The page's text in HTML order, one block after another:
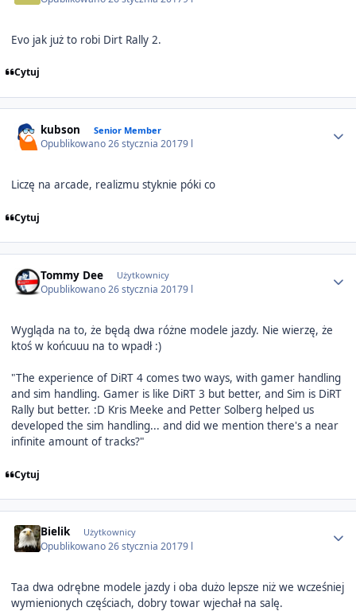
Evo jak już to robi Dirt Rally 2.
Cytuj
kubson Senior Member
Opublikowano26 stycznia 20179 l
Liczę na arcade, realizmu styknie póki co
Cytuj
Tommy Dee Użytkownicy
Opublikowano26 stycznia 20179 l
Wygląda na to, że będą dwa różne modele jazdy. Nie wierzę, że
ktoś w końcuuu na to wpadł :)
"The experience of DiRT 4 comes two ways, with gamer handling
and sim handling. Gamer is like DiRT 3 but better, and Sim is DiRT
Rally but better. :D Kris Meeke and Petter Solberg helped us
developed the sim handling... and did we mention there's a near
infinite amount of tracks?"
Cytuj
Bielik Użytkownicy
Opublikowano26 stycznia 20179 l
Taa dwa odrębne modele jazdy i oba dużo lepsze niż we wcześniej
wymienionych częściach, dobry towar wjechał na salę.